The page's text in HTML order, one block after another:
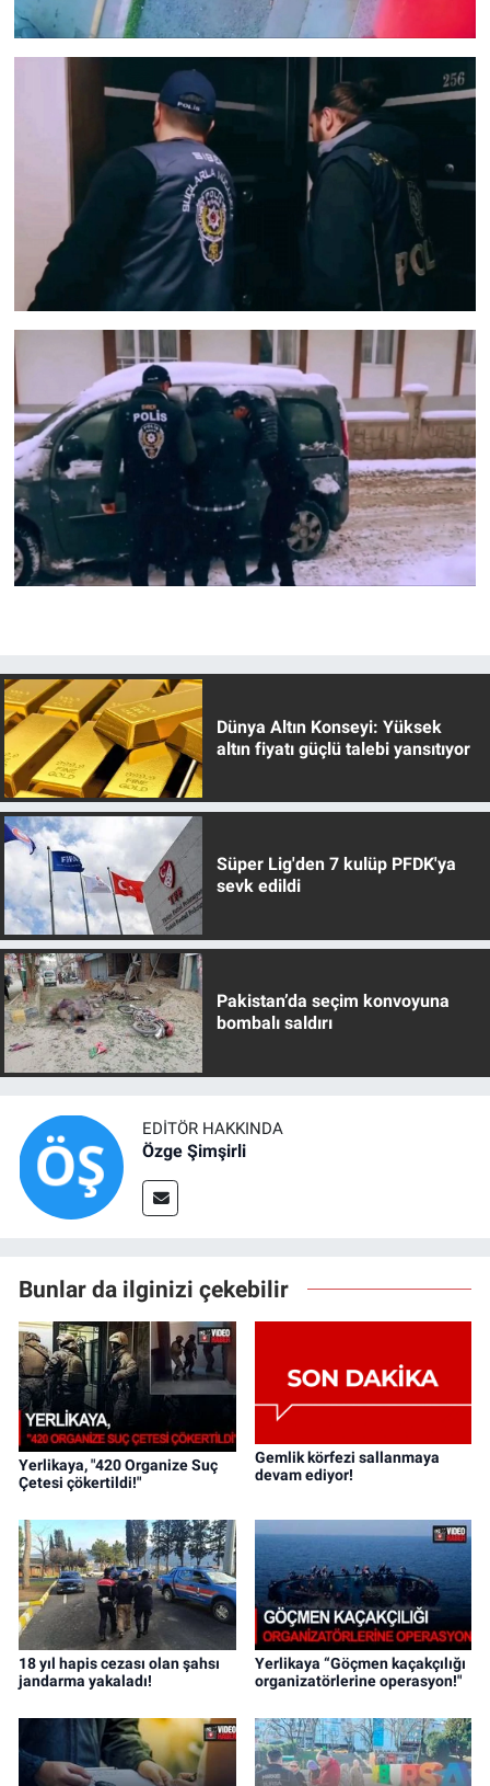
Dünya Altın Konseyi: Yüksek
altın fiyatı güçlü talebi yansıtıyor
Süper Lig'den 7 kulüp PFDK'ya
sevk edildi
Pakistan’da seçim konvoyuna
bombalı saldırı
EDITÖR HAKKINDA
Özge Şimşirli
Bunlar da ilginizi çekebilir
Yerlikaya, "420 Organize Suç
Çetesi çökertildi!"
Gemlik körfezi sallanmaya
devam ediyor!
18 yıl hapis cezası olan şahsı
jandarma yakaladı!
Yerlikaya “Göçmen kaçakçılığı
organizatörlerine operasyon!"